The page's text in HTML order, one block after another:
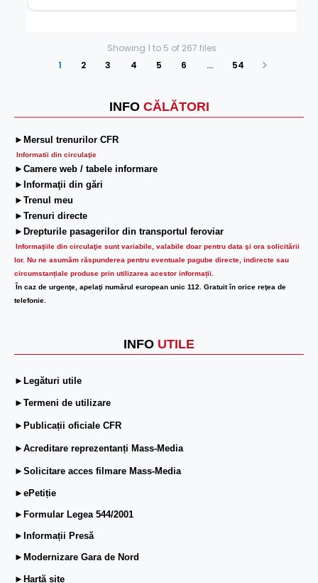
INFO CĂLĂTORI
►Mersul trenurilor CFR
Informatii din circulaţie
►Camere web / tabele informare
►Informaţii din gări
►Trenul meu
►Trenuri directe
►Drepturile pasagerilor din transportul feroviar
Informaţiile din circulaţie sunt variabile, valabile doar pentru data şi ora solicitării
lor. Nu ne asumăm răspunderea pentru eventuale pagube directe, indirecte sau
circumstanțiale produse prin utilizarea acestor informații.
În caz de urgenţe, apelaţi numărul european unic 112. Gratuit în orice reţea de
telefonie.
INFO UTILE
►Legături utile
►Termeni de utilizare
►Publicații oficiale CFR
►Acreditare reprezentanți Mass-Media
►Solicitare acces filmare Mass-Media
►ePetiție
►Formular Legea 544/2001
►Informații Presă
►Modernizare Gara de Nord
►Hartă site
Showing 1 to 5 of 267 files
1
2 3 4 5 6 … 54
Next